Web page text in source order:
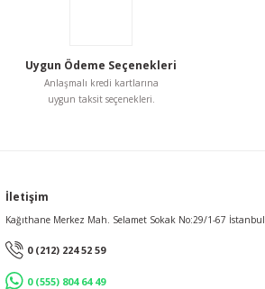
Uygun Ödeme Seçenekleri
Anlaşmalı kredi kartlarına
uygun taksit seçenekleri.
İletişim
Kağıthane Merkez Mah. Selamet Sokak No:29/1-67 İstanbul
0 (212) 224 52 59
0 (555) 804 64 49